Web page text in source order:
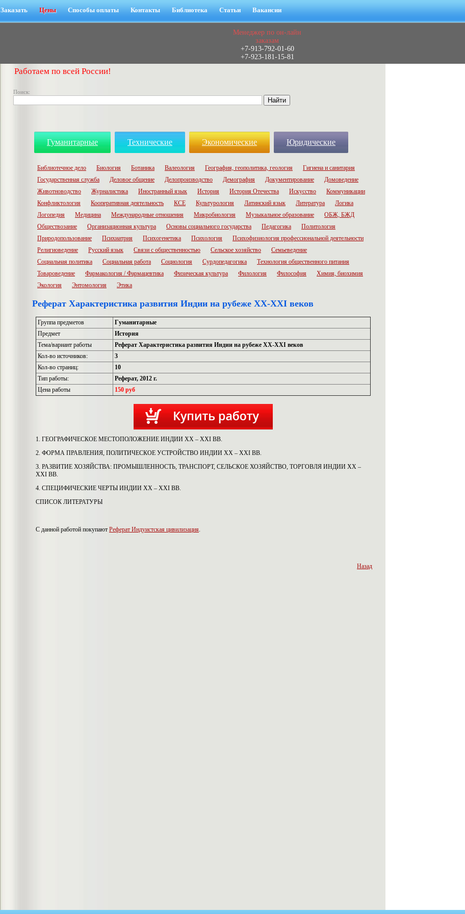
Заказать Цены Способы оплаты Контакты Библиотека Статьи Вакансии
Менеджер по он-лайн
заказам
+7-913-792-01-60
+7-923-181-15-81
Работаем по всей России!
Поиск:
Гуманитарные Технические Экономические Юридические
Библиотечное дело Биология Ботаника Валеология География, геополитика, геология
Гигиена и санитария
Государственная служба
Деловое общение Делопроизводство Демография Документирование
Домоведение
Животноводство
Журналистика Иностранный язык История История Отечества Искусство
Коммуникации
Конфликтология
Кооперативная деятельность КСЕ Культурология Латинский язык Литература
Логика
Логопедия
Медицина Международные отношения Микробиология Музыкальное образование
ОБЖ, БЖД
Обществозание
Организационная культура Основы социального государства Педагогика
Политология
Природопользование
Психиатрия Психогенетика Психология
Психофизиология профессиональной деятельности
Религиоведение
Русский язык Связи с общественностью Сельское хозяйство
Семьеведение
Социальная политика
Социальная работа Социология Сурдопедагогика
Технология общественного питания
Товароведение
Фармакология / Фармацевтика Физическая культура Филология Философия
Химия, биохимия
Экология
Энтомология Этика
Реферат Характеристика развития Индии на рубеже ХХ-ХХI веков
Группа предметов
Гуманитарные
Предмет
История
Тема/вариант работы
Реферат Характеристика развития Индии на рубеже ХХ-ХХI веков
Кол-во источников:
3
Кол-во страниц:
10
Тип работы:
Реферат, 2012 г.
Цена работы
150 руб
1. ГЕОГРАФИЧЕСКОЕ МЕСТОПОЛОЖЕНИЕ ИНДИИ ХХ – ХХI ВВ.
2. ФОРМА ПРАВЛЕНИЯ, ПОЛИТИЧЕСКОЕ УСТРОЙСТВО ИНДИИ ХХ – ХХI ВВ.
3. РАЗВИТИЕ ХОЗЯЙСТВА: ПРОМЫШЛЕННОСТЬ, ТРАНСПОРТ, СЕЛЬСКОЕ ХОЗЯЙСТВО, ТОРГОВЛЯ ИНДИИ ХХ –
ХХI ВВ.
4. СПЕЦИФИЧЕСКИЕ ЧЕРТЫ ИНДИИ ХХ – ХХI ВВ.
СПИСОК ЛИТЕРАТУРЫ
С данной работой покупают Реферат Индуистская цивилизация.
Назад